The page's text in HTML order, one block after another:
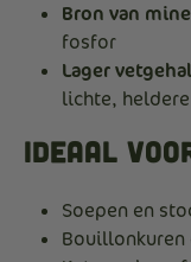
Bron van
fosfor
Lager
lichte,
Ideaal
Soepen en